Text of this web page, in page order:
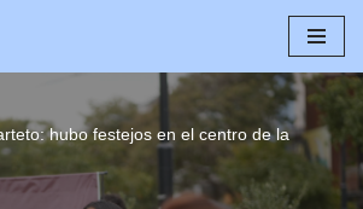
hubo festejos en el centro de la